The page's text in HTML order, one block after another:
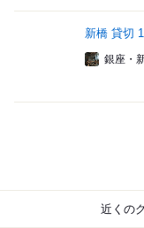
新橋 貸切
銀座・
近くの